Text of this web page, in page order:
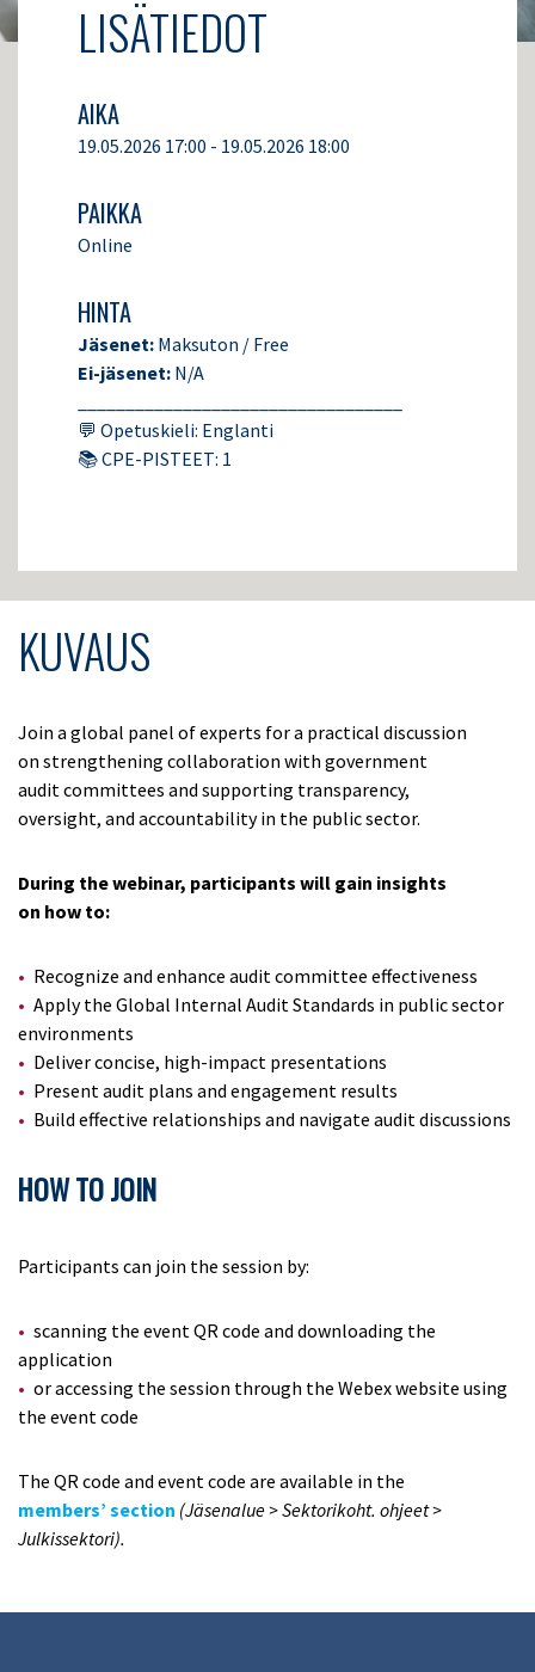
LISÄTIEDOT
AIKA
19.05.2026 17:00 - 19.05.2026 18:00
PAIKKA
Online
HINTA
Jäsenet: Maksuton / Free
Ei-jäsenet: N/A
💬 Opetuskieli: Englanti
📚 CPE-PISTEET: 1
KUVAUS
Join a global panel of experts for a practical discussion
on strengthening collaboration with government
audit committees and supporting transparency,
oversight, and accountability in the public sector.
During the webinar, participants will gain insights
on how to:
Recognize and enhance audit committee effectiveness
Apply the Global Internal Audit Standards in public sector
environments
Deliver concise, high-impact presentations
Present audit plans and engagement results
Build effective relationships and navigate audit discussions
HOW TO JOIN
Participants can join the session by:
scanning the event QR code and downloading the
application
or accessing the session through the Webex website using
the event code
The QR code and event code are available in the
members’ section (Jäsenalue > Sektorikoht. ohjeet >
Julkissektori).